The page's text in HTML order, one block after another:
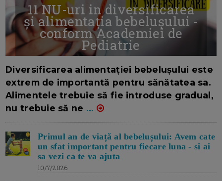
11 NU-uri in diversificarea
și alimentația bebelușului -
conform Academiei de
Pediatrie
Diversificarea alimentației bebelușului este
extrem de importantă pentru sănătatea sa.
Alimentele trebuie să fie introduse gradual,
nu trebuie să ne ...
Primul an de viață al bebelușului: Avem cate
un sfat important pentru fiecare luna - si ai
sa vezi ca te va ajuta
10/7/2026